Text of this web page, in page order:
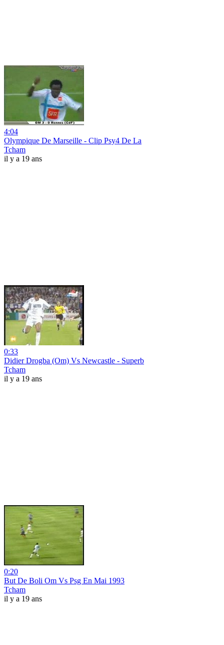
4:04
Olympique De Marseille - Clip Psy4 De La
Tcham
il y a 19 ans
0:33
Didier Drogba (Om) Vs Newcastle - Superb
Tcham
il y a 19 ans
0:20
But De Boli Om Vs Psg En Mai 1993
Tcham
il y a 19 ans